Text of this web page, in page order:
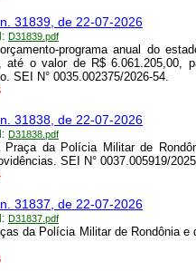
31839, de 22-07-2026
D31839.pdf
programa anual do
até o valor de R$ 6.061.205,00,
SEI N° 0035.002375/2026-54.
31838, de 22-07-2026
D31838.pdf
Praça da Polícia Militar de
SEI N° 0037.005919/
31837, de 22-07-2026
D31837.pdf
da Polícia Militar de Rondônia e